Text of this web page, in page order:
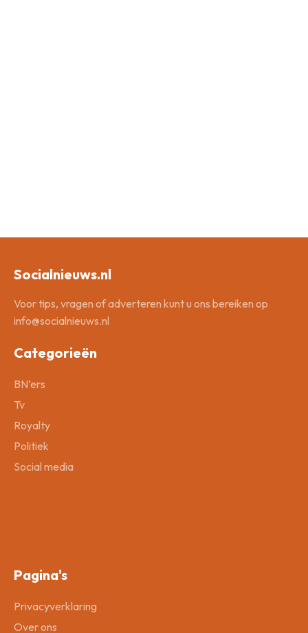
Socialnieuws.nl
Voor tips, vragen of adverteren kunt u ons bereiken op
info@socialnieuws.nl
Categorieën
BN’ers
Tv
Royalty
Politiek
Social media
Pagina's
Privacyverklaring
Over ons